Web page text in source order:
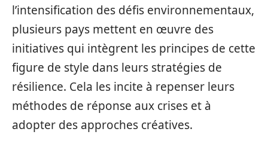
l’intensification des défis environnementaux,
plusieurs pays mettent en œuvre des
initiatives qui intègrent les principes de cette
figure de style dans leurs stratégies de
résilience. Cela les incite à repenser leurs
méthodes de réponse aux crises et à
adopter des approches créatives.